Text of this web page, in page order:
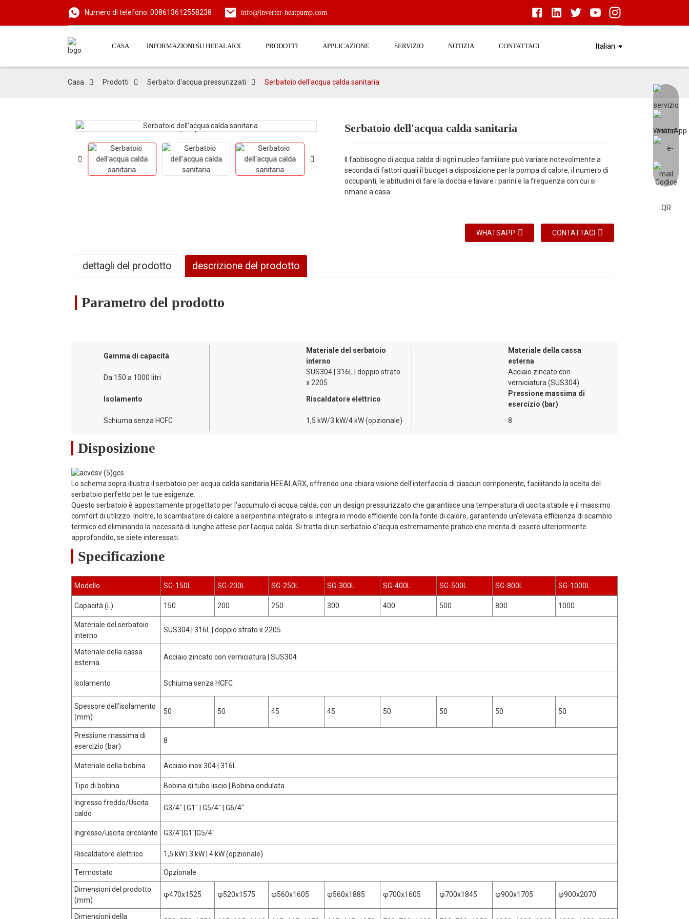
Numero di telefono: 008613612558238 info@inverter-heatpump.com
CASA INFORMAZIONI SU HEEALARX PRODOTTI APPLICAZIONE SERVIZIO NOTIZIA CONTATTACI Italian
Casa Prodotti Serbatoi d'acqua pressurizzati Serbatoio dell'acqua calda sanitaria
Loading...
Loading... Loading...
Loading...
Serbatoio dell'acqua calda sanitaria
Il fabbisogno di acqua calda di ogni nucleo familiare può variare notevolmente a
seconda di fattori quali il budget a disposizione per la pompa di calore, il numero di
occupanti, le abitudini di fare la doccia e lavare i panni e la frequenza con cui si
rimane a casa.
WHATSAPP CONTATTACI
dettagli del prodotto descrizione del prodotto
Il fabbisogno di acqua calda di ogni nucleo familiare può variare notevolmente a seconda di fattori quali il budget a disposizione per la pompa di calore, il numero di
occupanti, le abitudini di fare la doccia e lavare i panni e la frequenza con cui si rimane a casa.
Caratteristiche
Parametro del prodotto
Gamma di capacità
Materiale del serbatoio
interno
Materiale della cassa
esterna
Da 150 a 1000 litri
SUS304 | 316L | doppio strato
x 2205
Acciaio zincato con
verniciatura (SUS304)
Isolamento
Riscaldatore elettrico
Pressione massima di
esercizio (bar)
Schiuma senza HCFC
1,5 kW/3 kW/4 kW (opzionale) 8
Disposizione
Lo schema sopra illustra il serbatoio per acqua calda sanitaria HEEALARX, offrendo una chiara visione dell'interfaccia di ciascun componente, facilitando la scelta del
serbatoio perfetto per le tue esigenze.
Questo serbatoio è appositamente progettato per l'accumulo di acqua calda, con un design pressurizzato che garantisce una temperatura di uscita stabile e il massimo
comfort di utilizzo. Inoltre, lo scambiatore di calore a serpentina integrato si integra in modo efficiente con la fonte di calore, garantendo un'elevata efficienza di scambio
termico ed eliminando la necessità di lunghe attese per l'acqua calda. Si tratta di un serbatoio d'acqua estremamente pratico che merita di essere ulteriormente
approfondito, se siete interessati.
Specificazione
Modello SG-150L SG-200L SG-250L SG-300L SG-400L SG-500L SG-800L SG-1000L
Capacità (L) 150 200 250 300 400 500 800 1000
Materiale del serbatoio
interno
SUS304 | 316L | doppio strato x 2205
Materiale della cassa
esterna
Acciaio zincato con verniciatura | SUS304
Isolamento Schiuma senza HCFC
Spessore dell'isolamento
(mm)
50 50 45 45 50 50 50 50
Pressione massima di
esercizio (bar)
8
Materiale della bobina Acciaio inox 304 | 316L
Tipo di bobina Bobina di tubo liscio | Bobina ondulata
Ingresso freddo/Uscita
caldo
G3/4" | G1" | G5/4" | G6/4"
Ingresso/uscita circolante G3/4"|G1"|G5/4"
Riscaldatore elettrico 1,5 kW | 3 kW | 4 kW (opzionale)
Termostato Opzionale
Dimensioni del prodotto
(mm)
φ470x1525 φ520x1575 φ560x1605 φ560x1885 φ700x1605 φ700x1845 φ900x1705 φ900x2070
Dimensioni della